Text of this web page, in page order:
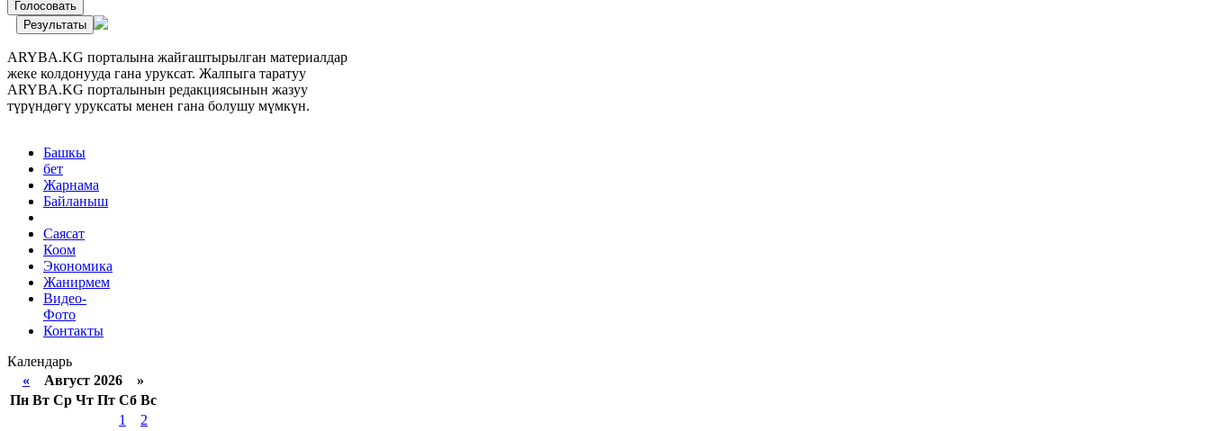
Голосовать
Результаты
ARYBA.KG порталына жайгаштырылган материалдар
жеке колдонууда гана уруксат. Жалпыга таратуу
ARYBA.KG порталынын редакциясынын жазуу
түрүндөгү уруксаты менен гана болушу мүмкүн.
Башкы
бет
Жарнама
Байланыш
Саясат
Коом
Экономика
Жанирмем
Видео-
Фото
Контакты
Календарь
« Август 2026 »
Пн Вт Ср Чт Пт Сб Вс
1
2